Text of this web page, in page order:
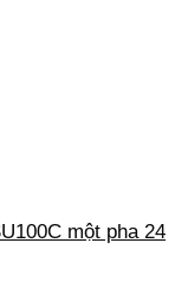
một pha 24